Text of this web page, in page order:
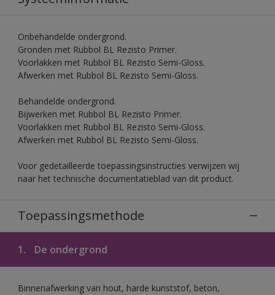
Onbehandelde ondergrond.
Gronden met Rubbol BL Rezisto Primer.
Voorlakken met Rubbol BL Rezisto Semi-Gloss.
Afwerken met Rubbol BL Rezisto Semi-Gloss.
Behandelde ondergrond.
Bijwerken met Rubbol BL Rezisto Primer.
Voorlakken met Rubbol BL Rezisto Semi-Gloss.
Afwerken met Rubbol BL Rezisto Semi-Gloss.
Voor gedetailleerde toepassingsinstructies verwijzen wij
naar het technische documentatieblad van dit product.
Toepassingsmethode
1. De ondergrond
Binnenafwerking van hout, harde kunststof, beton,